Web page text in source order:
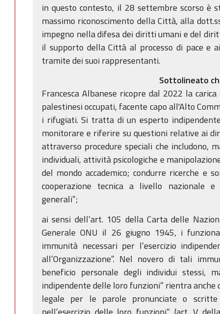
in questo contesto, il 28 settembre scorso è
massimo riconoscimento della Città, alla
impegno nella difesa dei diritti umani e del
il supporto della Città al processo di pace e
tramite dei suoi rappresentanti.
Sottolineato
Francesca Albanese ricopre dal 2022 la
palestinesi occupati, facente capo all'Alto
i rifugiati. Si tratta di un esperto
monitorare e riferire su questioni relative ai
attraverso procedure speciali che includono,
individuali, attività psicologiche e
del mondo accademico; condurre ricerche e
cooperazione tecnica a livello nazionale
generali”;
ai sensi dell’art. 105 della Carta delle
Generale ONU il 26 giugno 1945, i
immunità necessari per l’esercizio
all’Organizzazione”. Nel novero di tali
beneficio personale degli individui stessi,
indipendente delle loro funzioni” rientra anche
legale per le parole pronunciate o